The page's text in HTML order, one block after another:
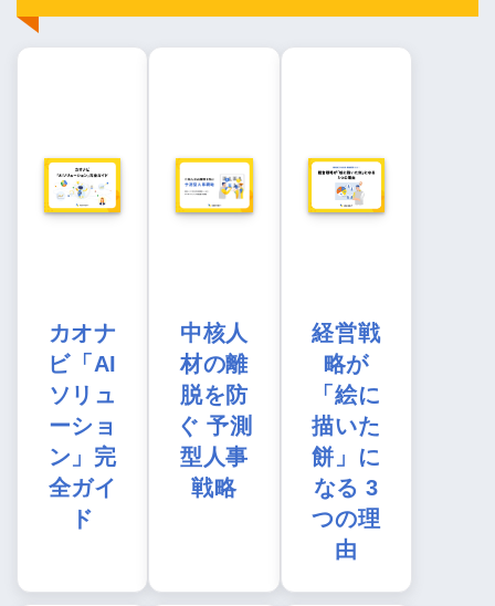
カオナ
ビ「AI
ソリュ
ーショ
ン」完
全ガイ
ド
中核人
材の離
脱を防
ぐ 予測
型人事
戦略
経営戦
略が
「絵に
描いた
餅」に
なる 3
つの理
由